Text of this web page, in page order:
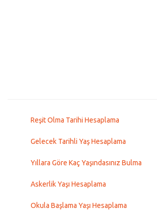
Reşit Olma Tarihi Hesaplama
Gelecek Tarihli Yaş Hesaplama
Yıllara Göre Kaç Yaşındasınız Bulma
Askerlik Yaşı Hesaplama
Okula Başlama Yaşı Hesaplama